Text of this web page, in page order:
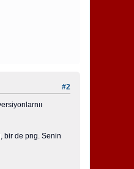
#2
bir de png. Senin